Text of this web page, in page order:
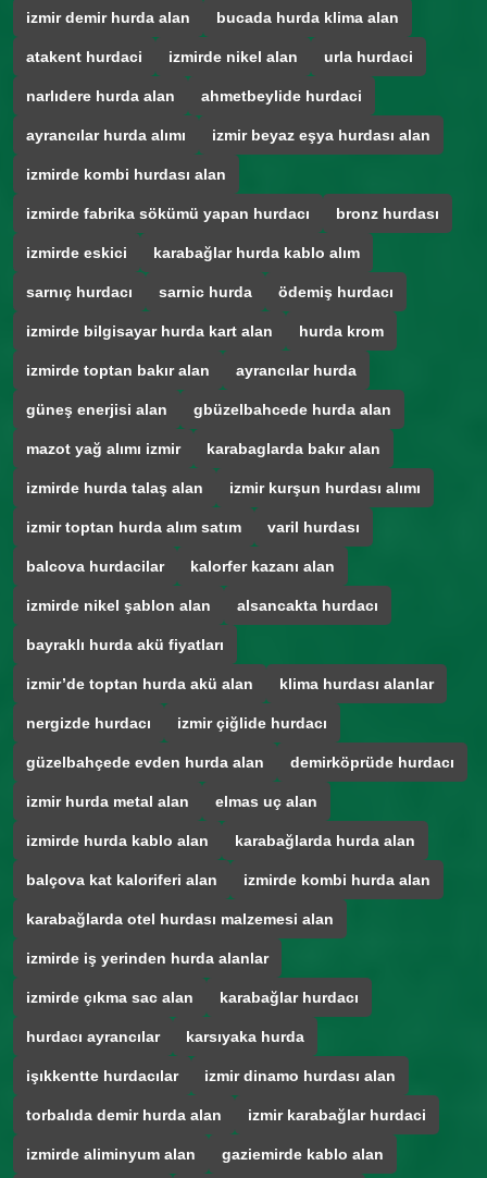
izmir demir hurda alan bucada hurda klima alan
atakent hurdaci izmirde nikel alan urla hurdaci
narlıdere hurda alan ahmetbeylide hurdaci
ayrancılar hurda alımı izmir beyaz eşya hurdası alan
izmirde kombi hurdası alan
izmirde fabrika sökümü yapan hurdacı bronz hurdası
izmirde eskici karabağlar hurda kablo alım
sarnıç hurdacı sarnic hurda ödemiş hurdacı
izmirde bilgisayar hurda kart alan hurda krom
izmirde toptan bakır alan ayrancılar hurda
güneş enerjisi alan gbüzelbahcede hurda alan
mazot yağ alımı izmir karabaglarda bakır alan
izmirde hurda talaş alan izmir kurşun hurdası alımı
izmir toptan hurda alım satım varil hurdası
balcova hurdacilar kalorfer kazanı alan
izmirde nikel şablon alan alsancakta hurdacı
bayraklı hurda akü fiyatları
izmir’de toptan hurda akü alan klima hurdası alanlar
nergizde hurdacı izmir çiğlide hurdacı
güzelbahçede evden hurda alan demirköprüde hurdacı
izmir hurda metal alan elmas uç alan
izmirde hurda kablo alan karabağlarda hurda alan
balçova kat kaloriferi alan izmirde kombi hurda alan
karabağlarda otel hurdası malzemesi alan
izmirde iş yerinden hurda alanlar
izmirde çıkma sac alan karabağlar hurdacı
hurdacı ayrancılar karsıyaka hurda
işıkkentte hurdacılar izmir dinamo hurdası alan
torbalıda demir hurda alan izmir karabağlar hurdaci
izmirde aliminyum alan gaziemirde kablo alan